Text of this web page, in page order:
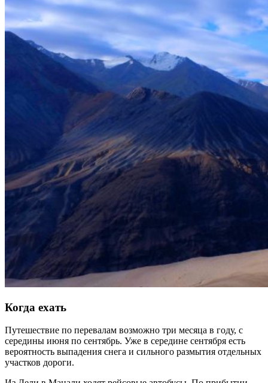
Когда ехать
Путешествие по перевалам возможно три месяца в году, с
середины июня по сентябрь. Уже в середине сентября есть
вероятность выпадения снега и сильного размытия отдельных
участков дороги.